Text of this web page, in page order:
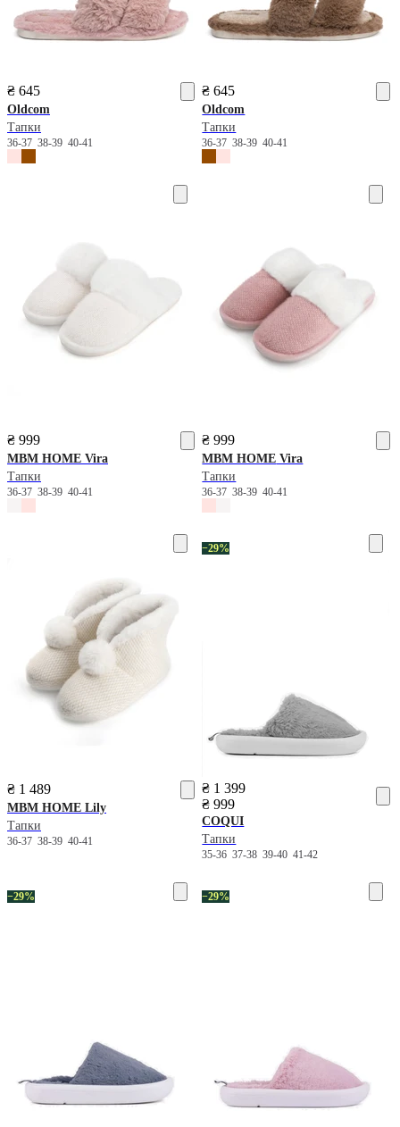
₴ 645
Oldcom
Тапки
36-37 38-39 40-41
₴ 645
Oldcom
Тапки
36-3738-3940-41
₴ 999
MBM HOME Vira
Тапки
36-37 38-39 40-41
₴ 999
MBM HOME Vira
Тапки
36-3738-3940-41
₴ 1 489
MBM HOME Lily
Тапки
36-37 38-39 40-41
−29%
₴ 1 399
₴ 999
COQUI
Тапки
35-3637-3839-4041-42
−29% −29%